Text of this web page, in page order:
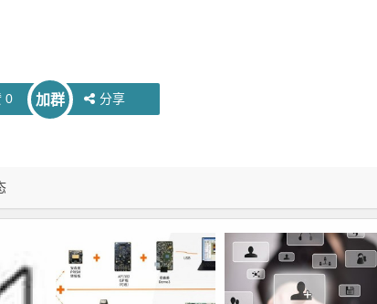
0 加群 分享